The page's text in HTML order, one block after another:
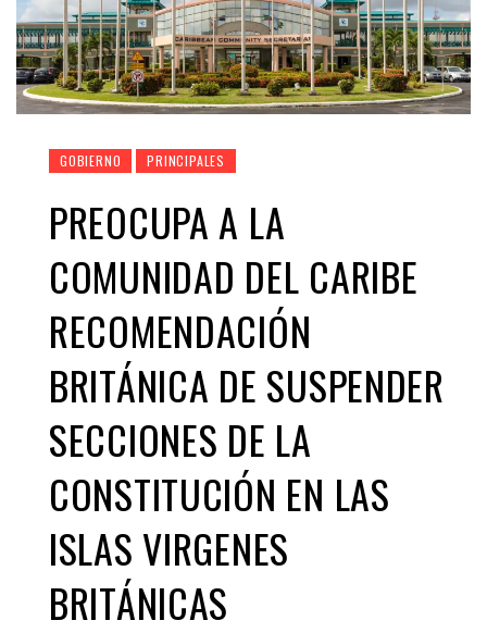
GOBIERNO PRINCIPALES
PREOCUPA A LA
COMUNIDAD DEL CARIBE
RECOMENDACIÓN
BRITÁNICA DE SUSPENDER
SECCIONES DE LA
CONSTITUCIÓN EN LAS
ISLAS VIRGENES
BRITÁNICAS